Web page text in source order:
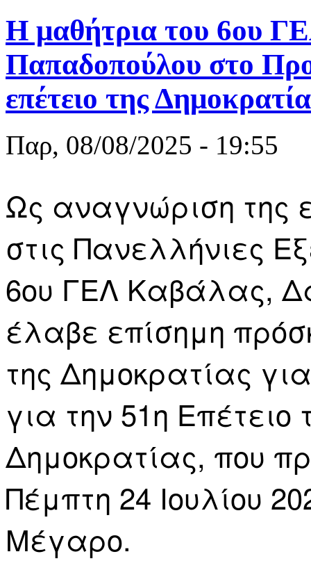
Η μαθήτρια του 6ου
Παπαδοπούλου στο
επέτειο της
Παρ, 08/08/2025 - 19:55
Ως αναγνώριση της
στις Πανελλήνιες
6ου ΓΕΛ Καβάλας,
έλαβε επίσημη
της Δημοκρατίας
για την 51η
Δημοκρατίας, που
Πέμπτη 24 Ιουλίου
Μέγαρο.